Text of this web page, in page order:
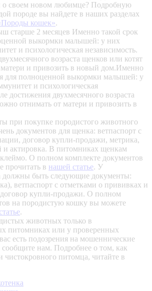
о своем новом любимце? Подробную
породе вы найдете в наших разделах
кошек».
старше 2 месяцев Именно такой срок
выкормки малышей: у них
и психологическая независимость.
возраста щенков или котят
и привозить в новый дом.Именно
для полноценной выкормки малышей: у
и психологическая
достижения двухмесячного возраста
отнимать от матери и привозить в
при покупке породистого животного
документов для щенка: ветпаспорт с
договор купли-продажи, метрика,
и актировка. В питомниках щенкам
О полном комплекте документов
прочитать в нашей статье. У
должны быть следующие документы:
ветпаспорт с отметками о прививках и
купли-продажи. О полном
на породистую кошку вы можете
.
животных только в
питомниках или у проверенных
есть подозрения на мошеннические
сообщите нам. Подробнее о том, как
чистокровного питомца, читайте в